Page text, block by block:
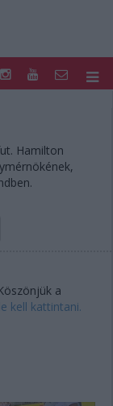
Hamilton
a
kell kattintani.